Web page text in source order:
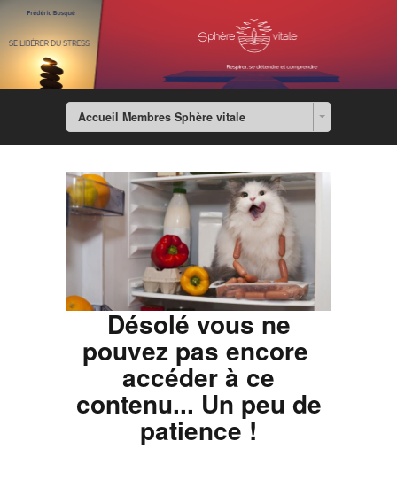
Accueil Membres Sphère vitale
Désolé vous ne
pouvez pas encore
accéder à ce
contenu... Un peu de
patience !